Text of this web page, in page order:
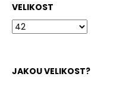
VELIKOST
JAKOU VELIKOST?
o
p